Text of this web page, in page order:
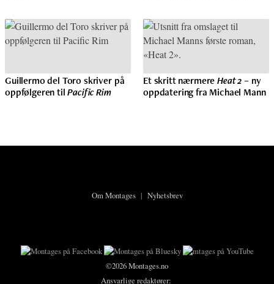
Guillermo del Toro skriver på
oppfølgeren tilPacific Rim
Et skritt nærmereHeat 2– ny
oppdatering fra Michael Mann
Om Montages| Nyhetsbrev
©2026 Montages.no
Ansvarlige redaktører: